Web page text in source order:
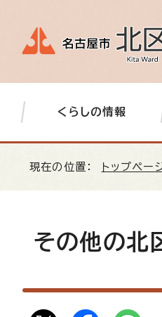
くらしの情報
現在の位置： トップペー
その他の北